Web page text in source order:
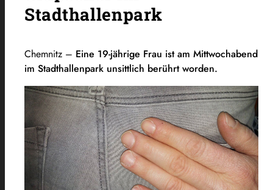
Stadthallenpark
Chemnitz – Eine 19-jährige Frau ist am Mittwochabend
im Stadthallenpark unsittlich berührt worden.